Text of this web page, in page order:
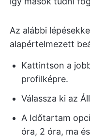
Az alábbi
alapértelmezett
Kattintson a
profilképre.
Válassza ki az
A Időtartam
óra, 2 óra, ma